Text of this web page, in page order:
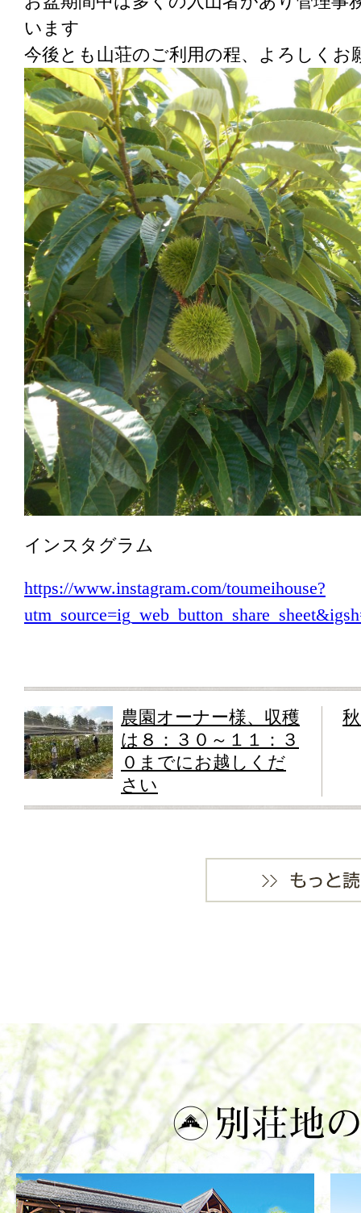
います
今後とも山荘のご利用の程、よろしくお
インスタグラム
https://www.instagram.com/toumeihouse?
農園オーナー様、収穫
は８：３０～１１：３
０までにお越しくだ
さい